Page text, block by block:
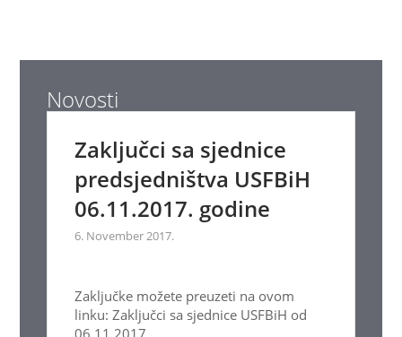
Novosti
Zaključci sa sjednice
predsjedništva USFBiH
06.11.2017. godine
6. November 2017.
Zaključke možete preuzeti na ovom
linku: Zaključci sa sjednice USFBiH od
06.11.2017.